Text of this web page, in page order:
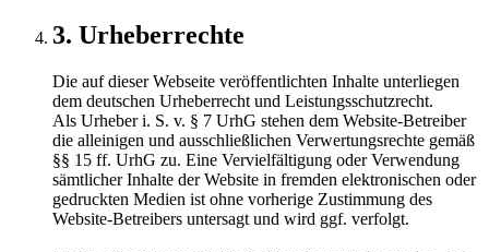
3. Urheberrechte
Die auf dieser Webseite veröffentlichten Inhalte unterliegen
dem deutschen Urheberrecht und Leistungsschutzrecht.
Als Urheber i. S. v. § 7 UrhG stehen dem Website-Betreiber
die alleinigen und ausschließlichen Verwertungsrechte gemäß
§§ 15 ff. UrhG zu. Eine Vervielfältigung oder Verwendung
sämtlicher Inhalte der Website in fremden elektronischen oder
gedruckten Medien ist ohne vorherige Zustimmung des
Website-Betreibers untersagt und wird ggf. verfolgt.